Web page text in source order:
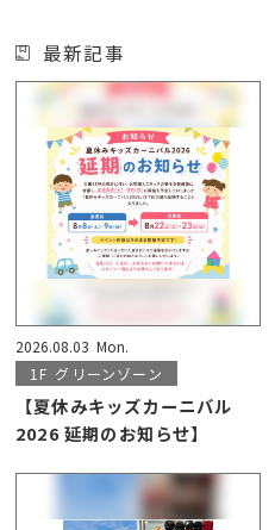
最新記事
2026.08.03 Mon.
1F グリーンゾーン
【夏休みキッズカーニバル
2026 延期のお知らせ】